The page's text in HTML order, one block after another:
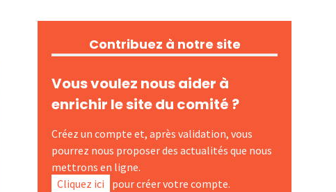
Contribuez à notre site
Vous voulez nous aider à
enrichir le site du comité ?
Créez un compte et, après validation, vous
pourrez nous proposer des actualités que nous
mettrons en ligne.
Cliquez ici
pour créer votre compte.